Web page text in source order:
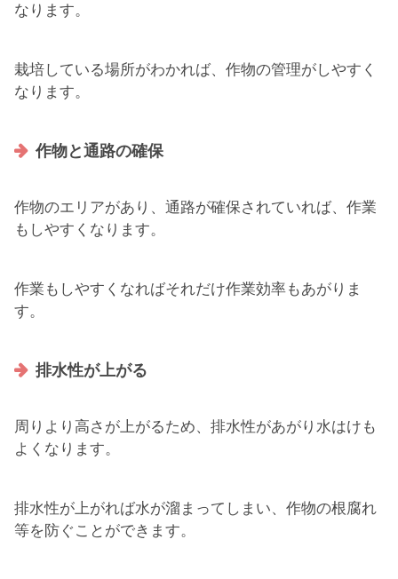
なります。
栽培している場所がわかれば、作物の管理がしやすく
なります。
作物と通路の確保
作物のエリアがあり、通路が確保されていれば、作業
もしやすくなります。
作業もしやすくなればそれだけ作業効率もあがりま
す。
排水性が上がる
周りより高さが上がるため、排水性があがり水はけも
よくなります。
排水性が上がれば水が溜まってしまい、作物の根腐れ
等を防ぐことができます。